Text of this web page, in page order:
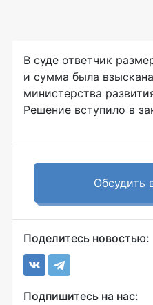
В суде ответчик
и сумма была
министерства
Решение вступило в
Обсудить
Поделитесь новостью:
Подпишитесь на нас: